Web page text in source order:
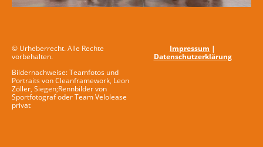
© Urheberrecht. Alle Rechte
vorbehalten.
Bildernachweise: Teamfotos und
Portraits von Cleanframework, Leon
Zöller, Siegen;Rennbilder von
Sportfotograf oder Team Velolease
privat
Impressum |
Datenschutzerklärung